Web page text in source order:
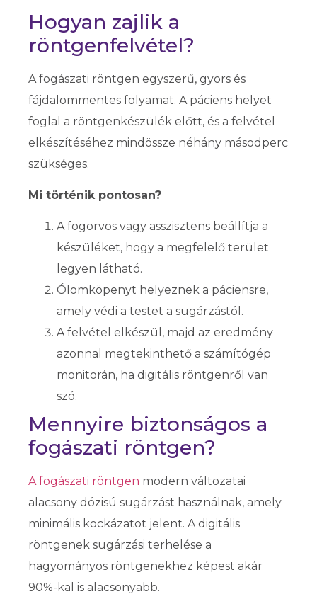
Hogyan zajlik a
röntgenfelvétel?
A fogászati röntgen egyszerű, gyors és
fájdalommentes folyamat. A páciens helyet
foglal a röntgenkészülék előtt, és a felvétel
elkészítéséhez mindössze néhány másodperc
szükséges.
Mi történik pontosan?
A fogorvos vagy asszisztens beállítja a
készüléket, hogy a megfelelő terület
legyen látható.
Ólomköpenyt helyeznek a páciensre,
amely védi a testet a sugárzástól.
A felvétel elkészül, majd az eredmény
azonnal megtekinthető a számítógép
monitorán, ha digitális röntgenről van
szó.
Mennyire biztonságos a
fogászati röntgen?
A fogászati röntgen modern változatai
alacsony dózisú sugárzást használnak, amely
minimális kockázatot jelent. A digitális
röntgenek sugárzási terhelése a
hagyományos röntgenekhez képest akár
90%-kal is alacsonyabb.